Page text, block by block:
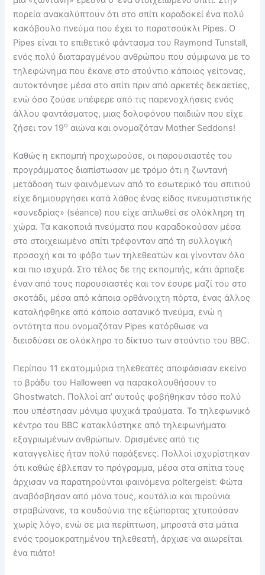
πορεία ανακαλύπτουν ότι στο σπίτι καραδοκεί ένα πολύ
κακόβουλο πνεύμα που έχει το παρατσούκλι Pipes. Ο
Pipes είναι το επιθετικό φάντασμα του Raymond Tunstall,
ενός πολύ διαταραγμένου ανθρώπου που σύμφωνα με το
τηλεφώνημα που έκανε στο στούντιο κάποιος γείτονας,
αυτοκτόνησε μέσα στο σπίτι πριν από αρκετές δεκαετίες,
ενώ όσο ζούσε υπέφερε από τις παρενοχλήσεις ενός
άλλου φαντάσματος, μιας δολοφόνου παιδιών που είχε
ζήσει τον 19ο αιώνα και ονομαζόταν Mother Seddons!
Καθώς η εκπομπή προχωρούσε, οι παρουσιαστές του
προγράμματος διαπίστωσαν με τρόμο ότι η ζωντανή
μετάδοση των φαινόμενων από το εσωτερικό του σπιτιού
είχε δημιουργήσει κατά λάθος ένας είδος πνευματιστικής
«συνεδρίας» (séance) που είχε απλωθεί σε ολόκληρη τη
χώρα. Τα κακοποιά πνεύματα που καραδοκούσαν μέσα
στο στοιχειωμένο σπίτι τρέφονταν από τη συλλογική
προσοχή και το φόβο των τηλεθεατών και γίνονταν όλο
και πιο ισχυρά. Στο τέλος δε της εκπομπής, κάτι άρπαξε
έναν από τους παρουσιαστές και τον έσυρε μαζί του στο
σκοτάδι, μέσα από κάποια ορθάνοιχτη πόρτα, ένας άλλος
καταλήφθηκε από κάποιο σατανικό πνεύμα, ενώ η
οντότητα που ονομαζόταν Pipes κατόρθωσε να
διεισδύσει σε ολόκληρο το δίκτυο των στούντιο του BBC.
Περίπου 11 εκατομμύρια τηλεθεατές αποφάσισαν εκείνο
το βράδυ του Halloween να παρακολουθήσουν το
Ghostwatch. Πολλοί απ’ αυτούς φοβήθηκαν τόσο πολύ
που υπέστησαν μόνιμα ψυχικά τραύματα. Το τηλεφωνικό
κέντρο του BBC κατακλύστηκε από τηλεφωνήματα
εξαγριωμένων ανθρώπων. Ορισμένες από τις
καταγγελίες ήταν πολύ παράξενες. Πολλοί ισχυρίστηκαν
ότι καθώς έβλεπαν το πρόγραμμα, μέσα στα σπίτια τους
άρχισαν να παρατηρούνται φαινόμενα poltergeist: Φώτα
αναβόσβησαν από μόνα τους, κουτάλια και πιρούνια
στραβώνανε, τα κουδούνια της εξώπορτας χτυπούσαν
χωρίς λόγο, ενώ σε μια περίπτωση, μπροστά στα μάτια
ενός τρομοκρατημένου τηλεθεατή, άρχισε να αιωρείται
ένα πιάτο!